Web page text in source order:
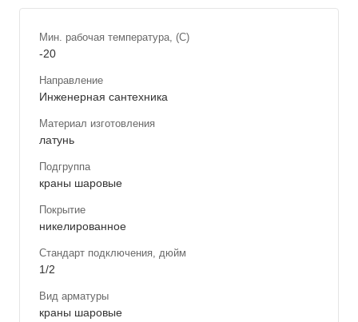
Мин. рабочая температура, (С)
-20
Направление
Инженерная сантехника
Материал изготовления
латунь
Подгруппа
краны шаровые
Покрытие
никелированное
Стандарт подключения, дюйм
1/2
Вид арматуры
краны шаровые